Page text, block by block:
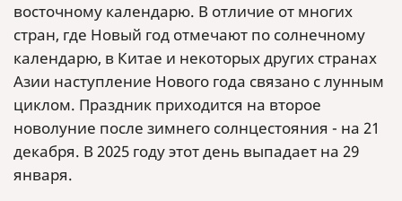
восточному календарю. В отличие от многих
стран, где Новый год отмечают по солнечному
календарю, в Китае и некоторых других странах
Азии наступление Нового года связано с лунным
циклом. Праздник приходится на второе
новолуние после зимнего солнцестояния - на 21
декабря. В 2025 году этот день выпадает на 29
января.